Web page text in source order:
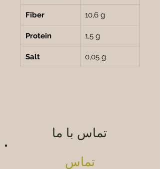
Fiber 10,6 g
Protein 1,5 g
Salt 0,05 g
تماس با ما
تماس